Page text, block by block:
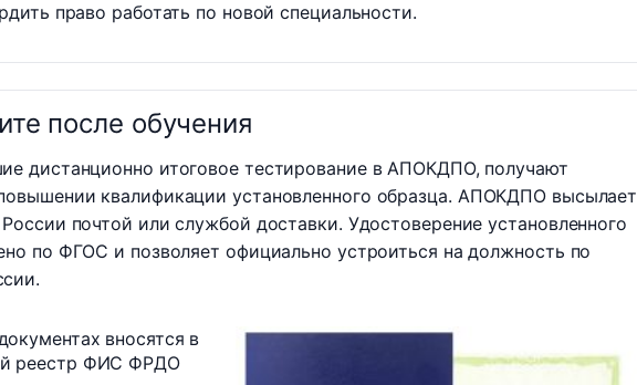
право работать по новой специальности.
после обучения
дистанционно итоговое тестирование в АПОКДПО, получают
квалификации установленного образца. АПОКДПО высылает
почтой или службой доставки. Удостоверение установленного
по ФГОС и позволяет официально устроиться на должность по
вносятся в
реестр ФИС ФРДО